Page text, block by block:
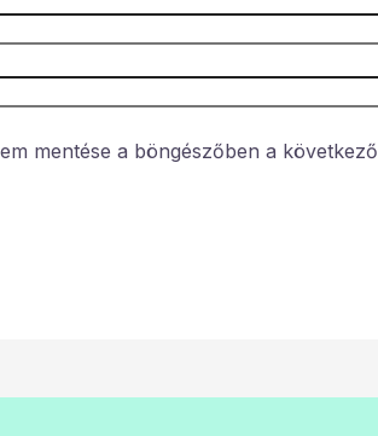
mentése a böngészőben a következő